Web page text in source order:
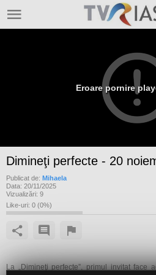
Eroare pornire
Dimineţi perfecte - 20
Publicat de: Mihaela
Data: 20/11/2025
Vizualizări: 9
Like-uri: 0 (0%)
La „Dimineţi perfecte”, primul invitat face